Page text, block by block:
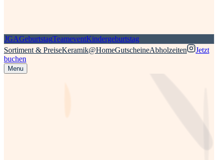
JGAGeburtstagTeameventKindergeburtstag
Sortiment & PreiseKeramik@HomeGutscheineAbholzeiten
Jetzt
buchen
Menu